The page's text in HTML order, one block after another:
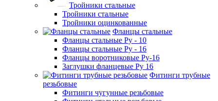
Тройники стальные
Тройники стальные
Тройники оцинкованные
Фланцы стальные
Фланцы стальные Ру - 10
Фланцы стальные Ру - 16
Фланцы воротниковые Ру-16
Заглушки фланцевые Ру 16
Фитинги трубные
резьбовые
Фитинги чугунные резьбовые